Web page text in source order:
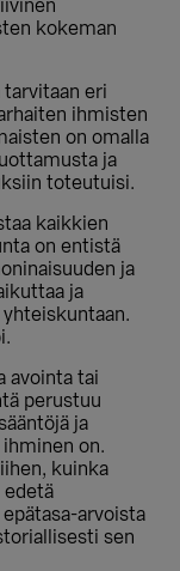
kokeman
eri
ihmisten
on omalla
ja
toteutuisi.
kaikkien
on entistä
ja
ja
avointa tai
perustuu
ja
on.
kuinka
edetä
arvoista
sen